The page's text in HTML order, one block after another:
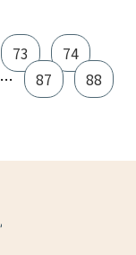
73
74
… 87
88